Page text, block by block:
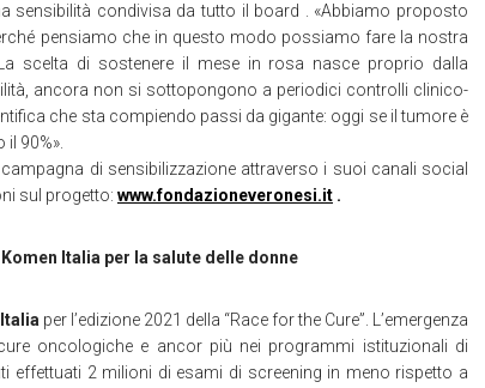
sensibilità condivisa da tutto il board . «Abbiamo proposto
pensiamo che in questo modo possiamo fare la nostra
scelta di sostenere il mese in rosa nasce proprio dalla
ancora non si sottopongono a periodici controlli clinico-
che sta compiendo passi da gigante: oggi se il tumore è
90%».
di sensibilizzazione attraverso i suoi canali social
sul progetto: www.fondazioneveronesi.it .
Italia per la salute delle donne
per l’edizione 2021 della “Race for the Cure”. L’emergenza
oncologiche e ancor più nei programmi istituzionali di
effettuati 2 milioni di esami di screening in meno rispetto a